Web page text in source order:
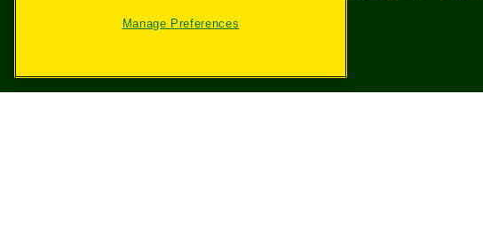
Manage Preferences